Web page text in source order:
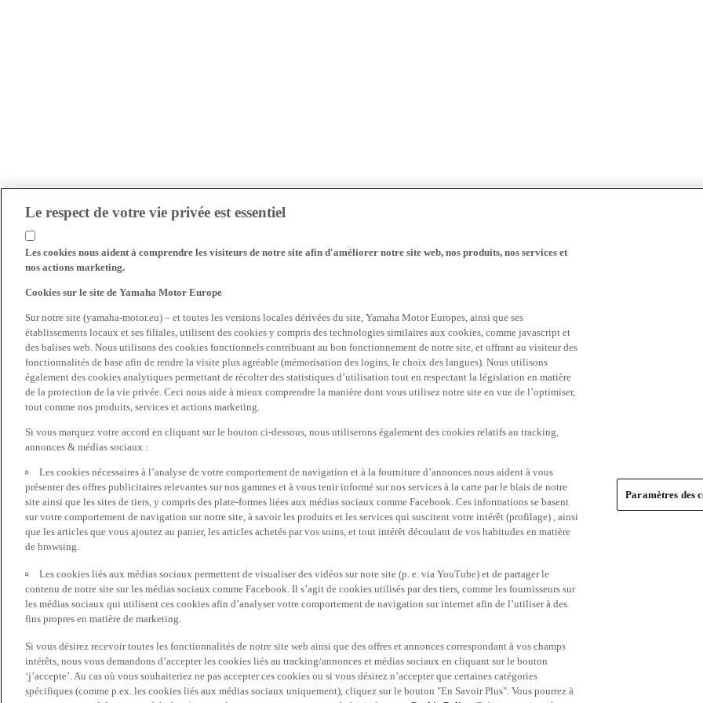
Le respect de votre vie privée est essentiel
Les cookies nous aident à comprendre les visiteurs de notre site afin d'améliorer notre site web, nos produits, nos services et
nos actions marketing.
Cookies sur le site de Yamaha Motor Europe
Sur notre site (yamaha-motor.eu) – et toutes les versions locales dérivées du site, Yamaha Motor Europes, ainsi que ses
établissements locaux et ses filiales, utilisent des cookies y compris des technologies similaires aux cookies, comme javascript et
des balises web. Nous utilisons des cookies fonctionnels contribuant au bon fonctionnement de notre site, et offrant au visiteur des
fonctionnalités de base afin de rendre la visite plus agréable (mémorisation des logins, le choix des langues). Nous utilisons
également des cookies analytiques permettant de récolter des statistiques d’utilisation tout en respectant la législation en matière
de la protection de la vie privée. Ceci nous aide à mieux comprendre la manière dont vous utilisez notre site en vue de l’optimiser,
tout comme nos produits, services et actions marketing.
Si vous marquez votre accord en cliquant sur le bouton ci-dessous, nous utiliserons également des cookies relatifs au tracking,
annonces & médias sociaux :
Les cookies nécessaires à l’analyse de votre comportement de navigation et à la fourniture d’annonces nous aident à vous
présenter des offres publicitaires relevantes sur nos gammes et à vous tenir informé sur nos services à la carte par le biais de notre
site ainsi que les sites de tiers, y compris des plate-formes liées aux médias sociaux comme Facebook. Ces informations se basent
sur votre comportement de navigation sur notre site, à savoir les produits et les services qui suscitent votre intérêt (profilage) , ainsi
que les articles que vous ajoutez au panier, les articles achetés par vos soins, et tout intérêt découlant de vos habitudes en matière
de browsing.
Les cookies liés aux médias sociaux permettent de visualiser des vidéos sur note site (p. e. via YouTube) et de partager le
contenu de notre site sur les médias sociaux comme Facebook. Il s’agit de cookies utilisés par des tiers, comme les fournisseurs sur
les médias sociaux qui utilisent ces cookies afin d’analyser votre comportement de navigation sur internet afin de l’utiliser à des
fins propres en matière de marketing.
Si vous désirez recevoir toutes les fonctionnalités de notre site web ainsi que des offres et annonces correspondant à vos champs
intérêts, nous vous demandons d’accepter les cookies liés au tracking/annonces et médias sociaux en cliquant sur le bouton
‘j’accepte’. Au cas où vous souhaiteriez ne pas accepter ces cookies ou si vous désirez n’accepter que certaines catégories
spécifiques (comme p.ex. les cookies liés aux médias sociaux uniquement), cliquez sur le bouton "En Savoir Plus". Vous pourrez à
Paramètres des